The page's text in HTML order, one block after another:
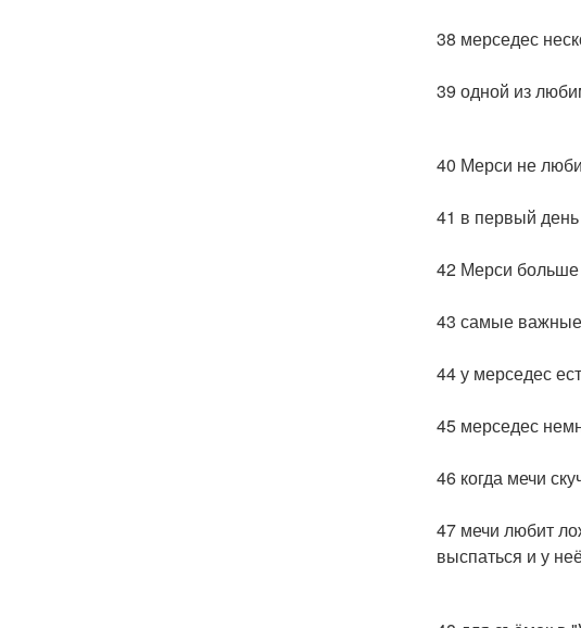
38 мерседес
39 одной из
40 Мерси не
41 в первый
42 Мерси больше
43 самые
44 у мерседес
45 мерседес
46 когда мечи
47 мечи любит
выспаться и у